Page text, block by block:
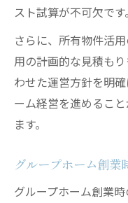
スト試算が不可欠です。
さらに、所有物件活
用の計画的な見積も
わせた運営方針を明
ーム経営を進めるこ
ます。
グループホーム創業
グループホーム創業